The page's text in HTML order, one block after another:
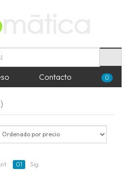
Contacto 0
01 Sig.